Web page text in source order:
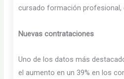
cursado formación profesional,
Nuevas contrataciones
Uno de los datos más
el aumento en un 39% en los